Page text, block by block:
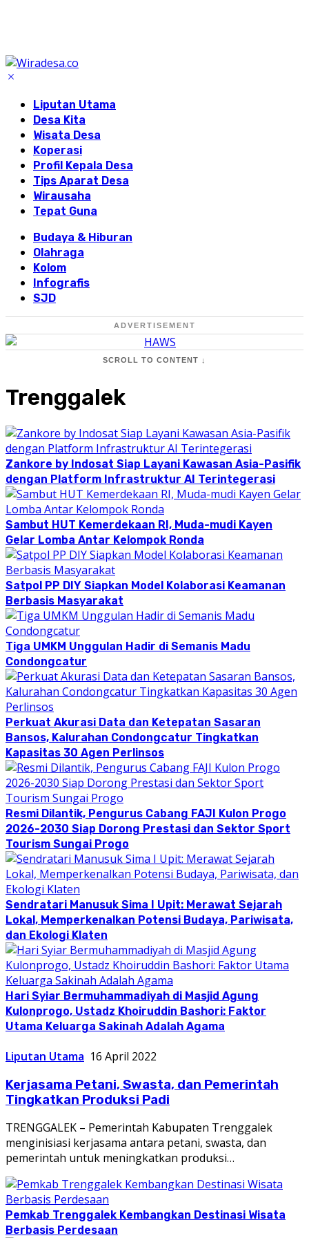
Liputan Utama
Desa Kita
Wisata Desa
Koperasi
Profil Kepala Desa
Tips Aparat Desa
Wirausaha
Tepat Guna
Budaya & Hiburan
Olahraga
Kolom
Infografis
SJD
ADVERTISEMENT
SCROLL TO CONTENT ↓
Trenggalek
Zankore by Indosat Siap Layani Kawasan Asia-Pasifik
dengan Platform Infrastruktur AI Terintegerasi
Sambut HUT Kemerdekaan RI, Muda-mudi Kayen
Gelar Lomba Antar Kelompok Ronda
Satpol PP DIY Siapkan Model Kolaborasi Keamanan
Berbasis Masyarakat
Tiga UMKM Unggulan Hadir di Semanis Madu
Condongcatur
Perkuat Akurasi Data dan Ketepatan Sasaran
Bansos, Kalurahan Condongcatur Tingkatkan
Kapasitas 30 Agen Perlinsos
Resmi Dilantik, Pengurus Cabang FAJI Kulon Progo
2026-2030 Siap Dorong Prestasi dan Sektor Sport
Tourism Sungai Progo
Sendratari Manusuk Sima I Upit: Merawat Sejarah
Lokal, Memperkenalkan Potensi Budaya, Pariwisata,
dan Ekologi Klaten
Hari Syiar Bermuhammadiyah di Masjid Agung
Kulonprogo, Ustadz Khoiruddin Bashori: Faktor
Utama Keluarga Sakinah Adalah Agama
Liputan Utama 16 April 2022
Kerjasama Petani, Swasta, dan Pemerintah
Tingkatkan Produksi Padi
TRENGGALEK – Pemerintah Kabupaten Trenggalek
menginisiasi kerjasama antara petani, swasta, dan
pemerintah untuk meningkatkan produksi…
Pemkab Trenggalek Kembangkan Destinasi Wisata
Berbasis Perdesaan